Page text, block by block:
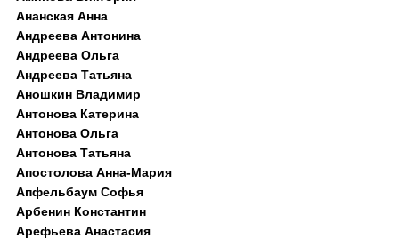
Ананская Анна
Андреева Антонина
Андреева Ольга
Андреева Татьяна
Аношкин Владимир
Антонова Катерина
Антонова Ольга
Антонова Татьяна
Апостолова Анна-Мария
Апфельбаум Софья
Арбенин Константин
Арефьева Анастасия